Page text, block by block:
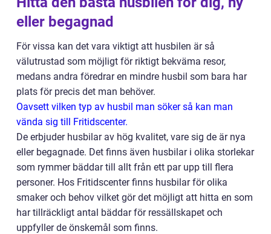
eller begagnad
För vissa kan det vara viktigt att husbilen är så
välutrustad som möjligt för riktigt bekväma resor,
medans andra föredrar en mindre husbil som bara har
plats för precis det man behöver.
Oavsett vilken typ av husbil man söker så kan man
vända sig till Fritidscenter.
De erbjuder husbilar av hög kvalitet, vare sig de är nya
eller begagnade. Det finns även husbilar i olika storlekar
som rymmer bäddar till allt från ett par upp till flera
personer. Hos Fritidscenter finns husbilar för olika
smaker och behov vilket gör det möjligt att hitta en som
har tillräckligt antal bäddar för ressällskapet och
uppfyller de önskemål som finns.